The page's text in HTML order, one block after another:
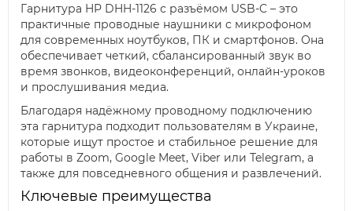
Гарнитура HP DHH-1126 с разъёмом USB-C – это
практичные проводные наушники с микрофоном
для современных ноутбуков, ПК и смартфонов. Она
обеспечивает четкий, сбалансированный звук во
время звонков, видеоконференций, онлайн-уроков
и прослушивания медиа.
Благодаря надёжному проводному подключению
эта гарнитура подходит пользователям в Украине,
которые ищут простое и стабильное решение для
работы в Zoom, Google Meet, Viber или Telegram, а
также для повседневного общения и развлечений.
Ключевые преимущества